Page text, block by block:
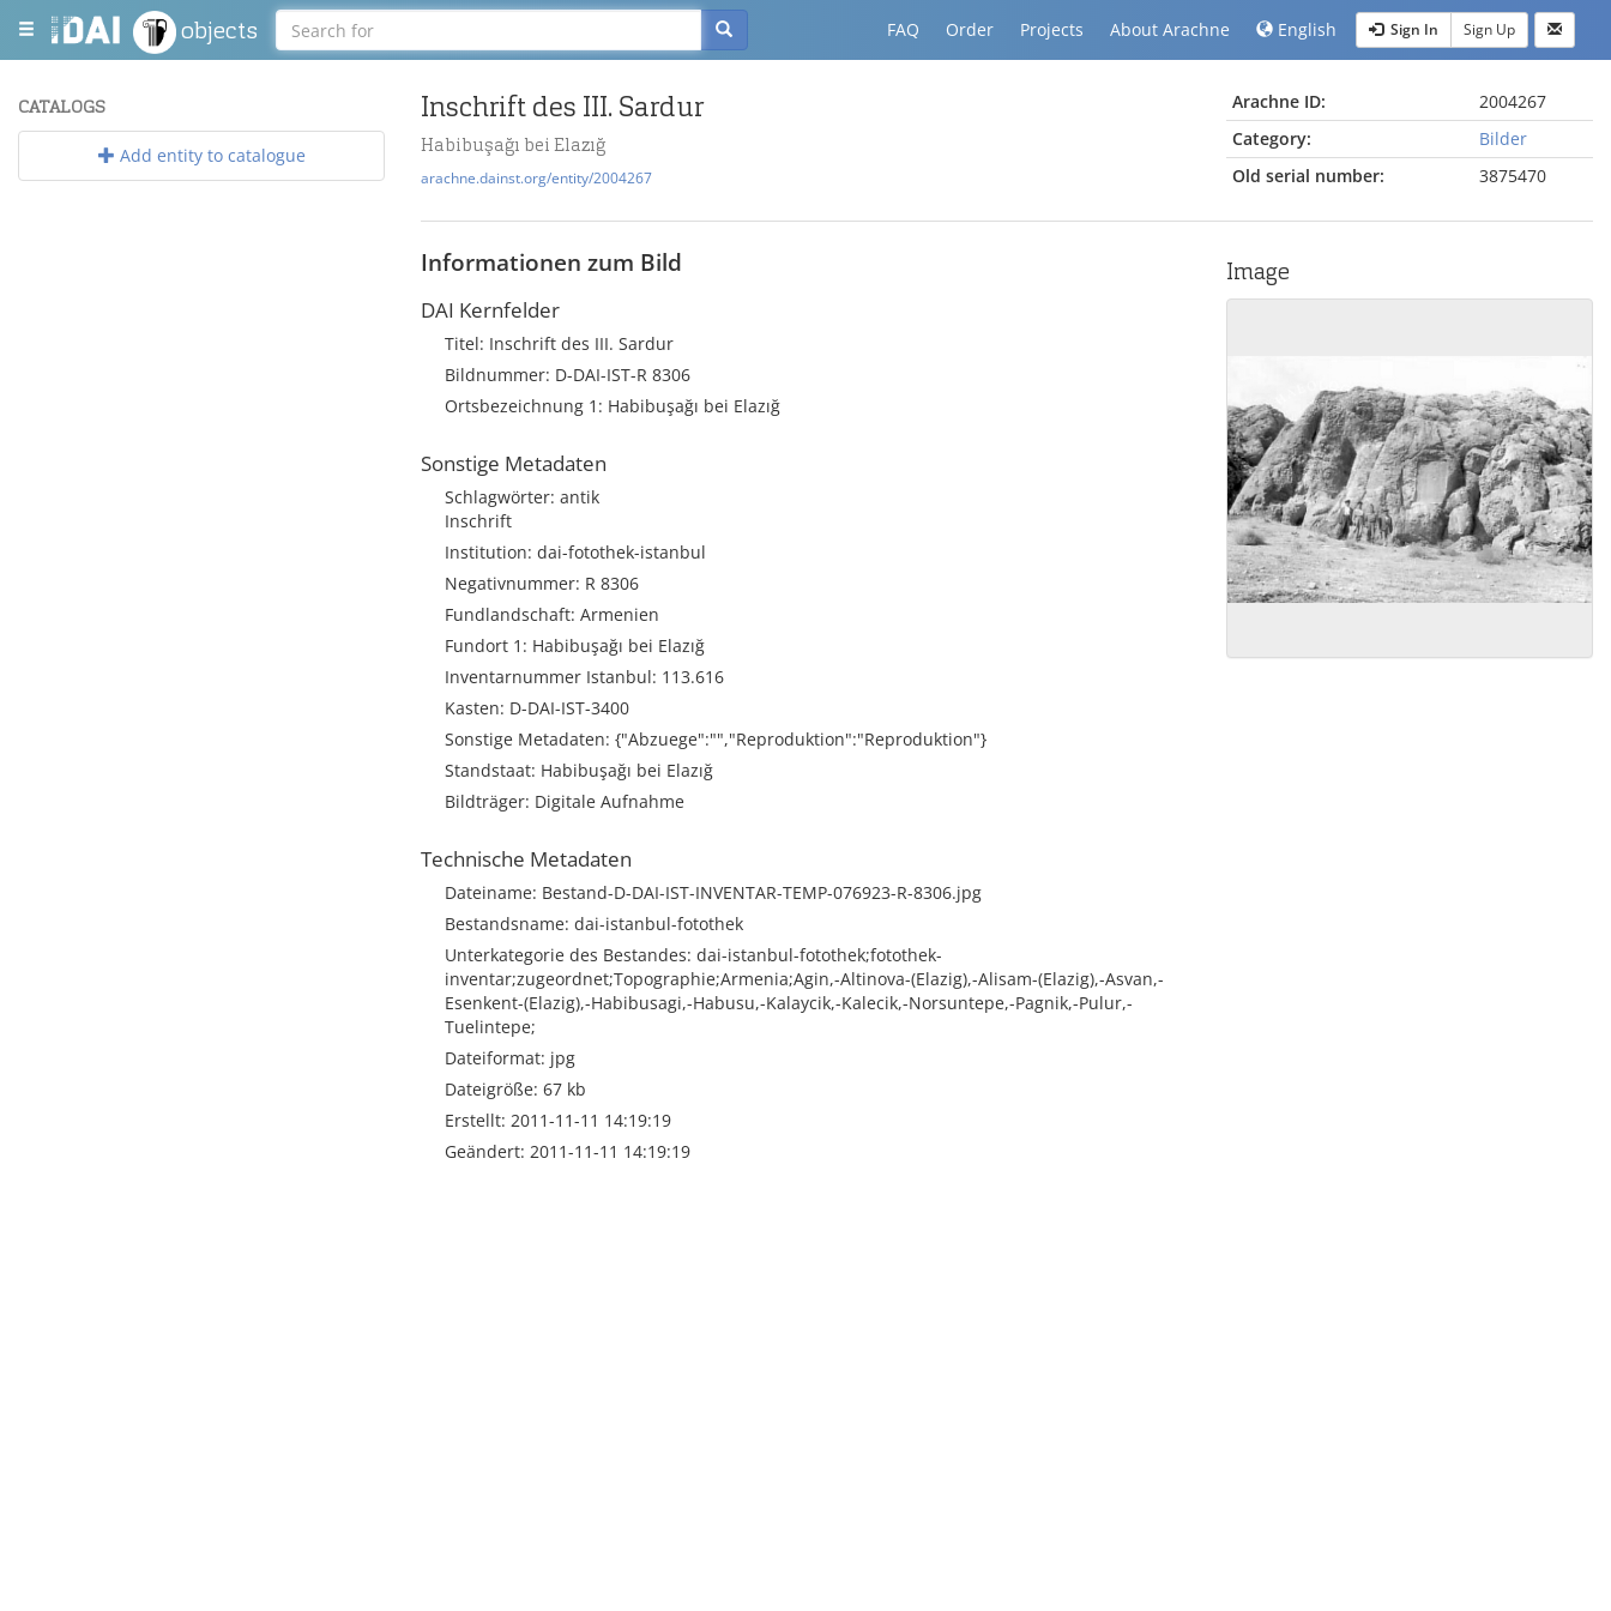
objects FAQ Order Projects About Arachne English Sign In Sign Up
CATALOGS
Add entity to catalogue
Inschrift des III. Sardur
Habibuşağı bei Elazığ
arachne.dainst.org/entity/2004267
Arachne ID:
2004267
Category:
Bilder
Old serial number:
3875470
Informationen zum Bild
DAI Kernfelder
Titel: Inschrift des III. Sardur
Bildnummer: D-DAI-IST-R 8306
Ortsbezeichnung 1: Habibuşağı bei Elazığ
Sonstige Metadaten
Schlagwörter: antik
Inschrift
Institution: dai-fotothek-istanbul
Negativnummer: R 8306
Fundlandschaft: Armenien
Fundort 1: Habibuşağı bei Elazığ
Inventarnummer Istanbul: 113.616
Kasten: D-DAI-IST-3400
Sonstige Metadaten: {"Abzuege":"","Reproduktion":"Reproduktion"}
Standstaat: Habibuşağı bei Elazığ
Bildträger: Digitale Aufnahme
Technische Metadaten
Dateiname: Bestand-D-DAI-IST-INVENTAR-TEMP-076923-R-8306.jpg
Bestandsname: dai-istanbul-fotothek
Unterkategorie des Bestandes: dai-istanbul-fotothek;fotothek-
inventar;zugeordnet;Topographie;Armenia;Agin,-Altinova-(Elazig),-Alisam-(Elazig),-Asvan,-
Esenkent-(Elazig),-Habibusagi,-Habusu,-Kalaycik,-Kalecik,-Norsuntepe,-Pagnik,-Pulur,-
Tuelintepe;
Dateiformat: jpg
Dateigröße: 67 kb
Erstellt: 2011-11-11 14:19:19
Geändert: 2011-11-11 14:19:19
Image